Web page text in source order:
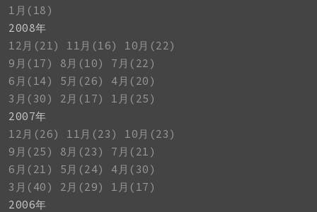
1月(18)
2008年
12月(21)
11月(16)
10月(22)
9月(17)
8月(10)
7月(22)
6月(14)
5月(26)
4月(20)
3月(30)
2月(17)
1月(25)
2007年
12月(26)
11月(23)
10月(23)
9月(25)
8月(23)
7月(21)
6月(21)
5月(24)
4月(30)
3月(40)
2月(29)
1月(17)
2006年